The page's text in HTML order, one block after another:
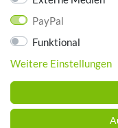
ZAHLUNGSARTEN
PayPal
Funktional
Weitere Einstellungen